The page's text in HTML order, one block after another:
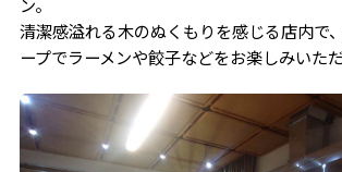
ン。
清潔感溢れる木のぬくもりを感じる店内で
ープでラーメンや餃子などをお楽しみいただ